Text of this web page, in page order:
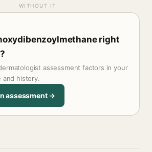
WITHOUT IT
right
assessment factors in your
and history.
assessment →